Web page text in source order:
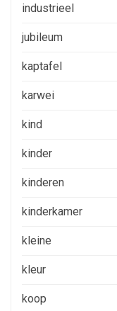
industrieel
jubileum
kaptafel
karwei
kind
kinder
kinderen
kinderkamer
kleine
kleur
koop